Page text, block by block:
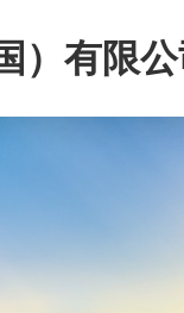
）有限